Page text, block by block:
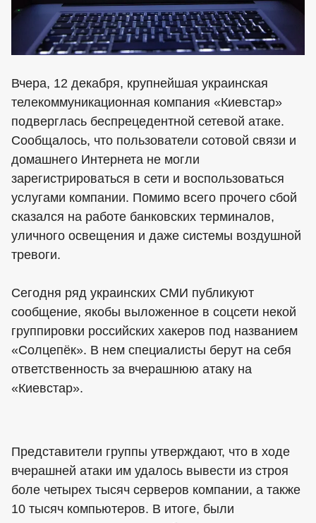
Вчера, 12 декабря, крупнейшая украинская
телекоммуникационная компания «Киевстар»
подверглась беспрецедентной сетевой атаке.
Сообщалось, что пользователи сотовой связи и
домашнего Интернета не могли
зарегистрироваться в сети и воспользоваться
услугами компании. Помимо всего прочего сбой
сказался на работе банковских терминалов,
уличного освещения и даже системы воздушной
тревоги.
Сегодня ряд украинских СМИ публикуют
сообщение, якобы выложенное в соцсети некой
группировки российских хакеров под названием
«Солцепёк». В нем специалисты берут на себя
ответственность за вчерашнюю атаку на
«Киевстар».
Представители группы утверждают, что в ходе
вчерашней атаки им удалось вывести из строя
боле четырех тысяч серверов компании, а также
10 тысяч компьютеров. В итоге, были